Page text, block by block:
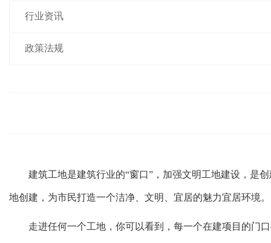
行业资讯
政策法规
建筑工地是建筑行业的“窗口”，加强文明工地建设，是创
地创建，为市民打造一个洁净、文明、宜居的魅力宜居环境。
走进任何一个工地，你可以看到，每一个在建项目的门口